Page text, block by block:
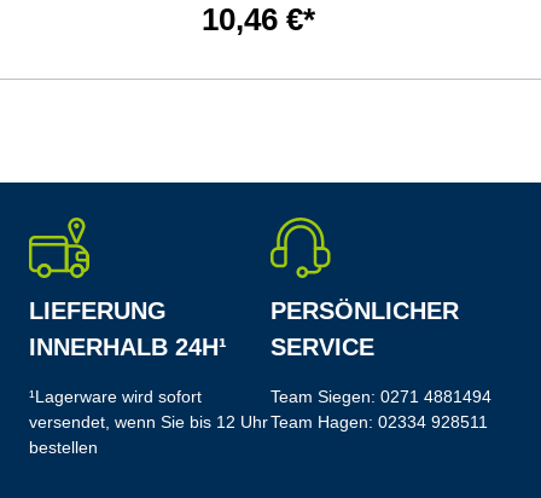
10,46 €*
LIEFERUNG
INNERHALB 24H¹
¹Lagerware wird sofort
versendet, wenn Sie bis 12 Uhr
bestellen
PERSÖNLICHER
SERVICE
Team Siegen: 0271 4881494
Team Hagen: 02334 928511